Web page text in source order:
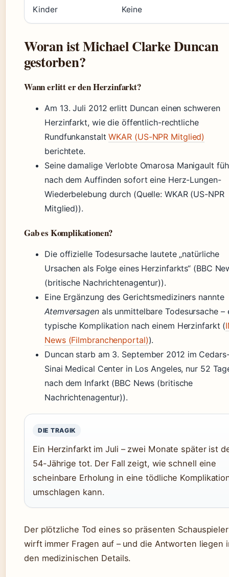
Kinder Keine
Woran ist Michael Clarke Duncan
gestorben?
Wann erlitt er den Herzinfarkt?
Am 13. Juli 2012 erlitt Duncan einen schweren
Herzinfarkt, wie die öffentlich-rechtliche
RundfunkanstaltWKAR (US-NPR Mitglied)
berichtete.
Seine damalige Verlobte Omarosa Manigault
nach dem Auffinden sofort eine Herz-Lungen-
Wiederbelebung durch (Quelle: WKAR (US-NPR
Mitglied)).
Gab es Komplikationen?
Die offizielle Todesursache lautete „natürliche
Ursachen als Folge eines Herzinfarkts“ (BBC
(britische Nachrichtenagentur)).
Eine Ergänzung des Gerichtsmediziners nannte
Atemversagenals unmittelbare Todesursache –
typische Komplikation nach einem Herzinfarkt (
News (Filmbranchenportal)).
Duncan starb am 3. September 2012 im
Sinai Medical Center in Los Angeles, nur 52
nach dem Infarkt (BBC News (britische
Nachrichtenagentur)).
DIE TRAGIK
Ein Herzinfarkt im Juli – zwei Monate später ist
54-Jährige tot. Der Fall zeigt, wie schnell eine
scheinbare Erholung in eine tödliche
umschlagen kann.
Der plötzliche Tod eines so präsenten
wirft immer Fragen auf – und die Antworten liegen
den medizinischen Details.